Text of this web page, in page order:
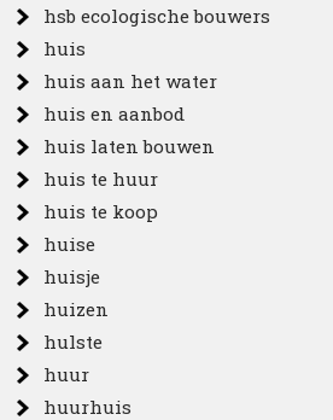
hsb ecologische bouwers
huis
huis aan het water
huis en aanbod
huis laten bouwen
huis te huur
huis te koop
huise
huisje
huizen
hulste
huur
huurhuis